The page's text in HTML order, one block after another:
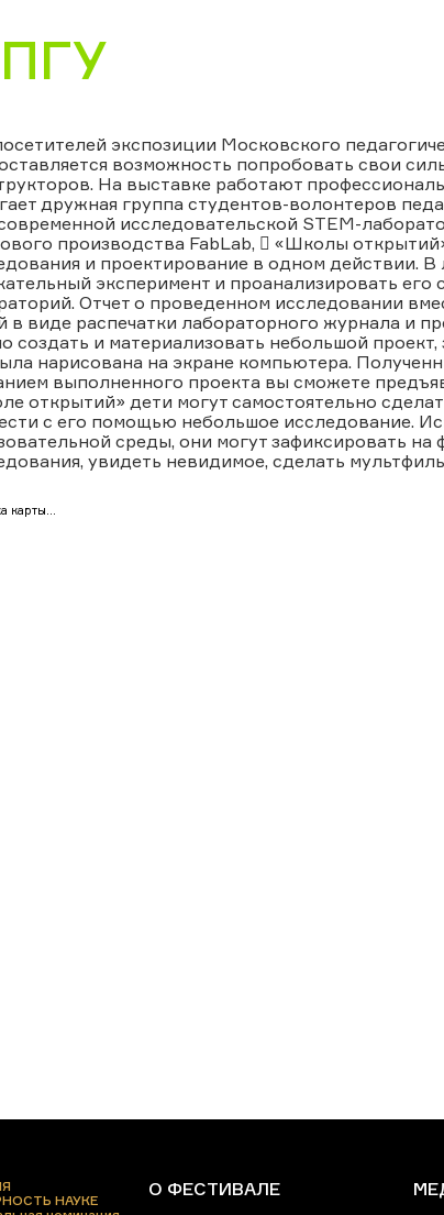
экспозиции Московского
возможность попробовать свои
На выставке работают
дружная группа студентов-волонтеров
исследовательской STEM-
производства FabLab,  «Школы
и проектирование в одном действии.
эксперимент и проанализировать
Отчет о проведенном исследовании
в виде распечатки лабораторного журнала и
создать и материализовать небольшой
нарисована на экране компьютера.
выполненного проекта вы сможете
открытий» дети могут самостоятельно
с его помощью небольшое исследование.
среды, они могут зафиксировать
увидеть невидимое, сделать
карты...
НАУКЕ
О ФЕСТИВАЛЕ